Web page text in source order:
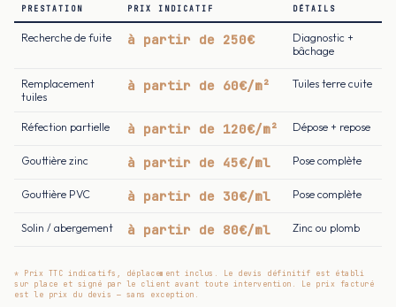
PRESTATION PRIX INDICATIF DÉTAILS
Recherche de fuite à partir de 250€
Diagnostic +
bâchage
Remplacement
tuiles
à partir de 60€/m² Tuiles terre cuite
Réfection partielle à partir de 120€/m² Dépose + repose
Gouttière zinc à partir de 45€/ml Pose complète
Gouttière PVC à partir de 30€/ml Pose complète
Solin / abergement à partir de 80€/ml Zinc ou plomb
* Prix TTC indicatifs, déplacement inclus. Le devis définitif est établi
sur place et signé par le client avant toute intervention. Le prix facturé
est le prix du devis — sans exception.